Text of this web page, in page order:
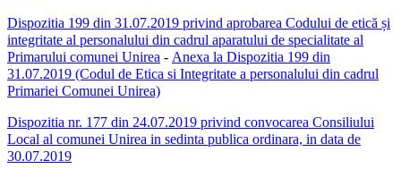
Dispozitia 199 din 31.07.2019 privind aprobarea Codului de etică și
integritate al personalului din cadrul aparatului de specialitate al
Primarului comunei Unirea - Anexa la Dispozitia 199 din
31.07.2019 (Codul de Etica si Integritate a personalului din cadrul
Primariei Comunei Unirea)
Dispozitia nr. 177 din 24.07.2019 privind convocarea Consiliului
Local al comunei Unirea in sedinta publica ordinara, in data de
30.07.2019